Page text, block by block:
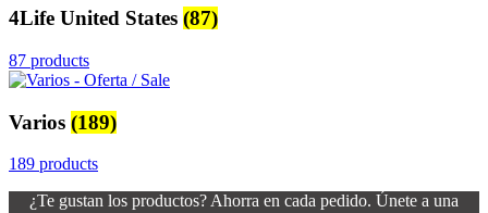
4Life United States (87)
87 products
Varios (189)
189 products
¿Te gustan los productos? Ahorra en cada pedido. Únete a una